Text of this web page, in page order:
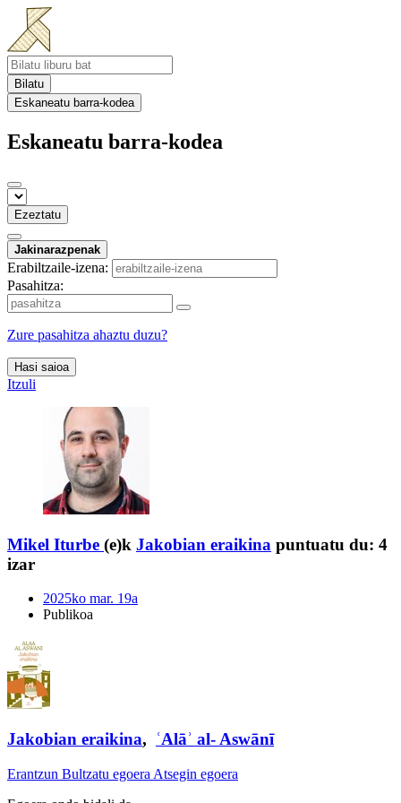
Bilatu
Eskaneatu barra-kodea
Eskaneatu barra-kodea
Ezeztatu
Jakinarazpenak
Erabiltzaile-izena:
Pasahitza:
Zure pasahitza ahaztu duzu?
Hasi saioa
Itzuli
Mikel Iturbe (e)k Jakobian eraikina puntuatu du: 4
izar
2025ko mar. 19a
Publikoa
Jakobian eraikina, ʿAlāʾ al- Aswānī
Erantzun Bultzatu egoera Atsegin egoera